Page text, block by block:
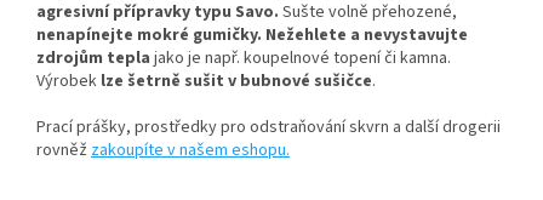
agresivní přípravky typu Savo. Sušte volně přehozené,
nenapínejte mokré gumičky. Nežehlete a nevystavujte
zdrojům tepla jako je např. koupelnové topení či kamna.
Výrobek lze šetrně sušit v bubnové sušičce.
Prací prášky, prostředky pro odstraňování skvrn a další drogerii
rovněž zakoupíte v našem eshopu.